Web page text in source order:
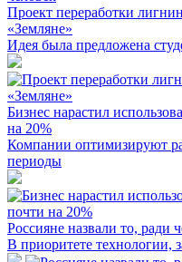
Проект переработки
«Земляне»
Идея была предложена
Бизнес нарастил
на 20%
Компании оптимизируют
периоды
Россияне назвали то, ради
В приоритете технологии,